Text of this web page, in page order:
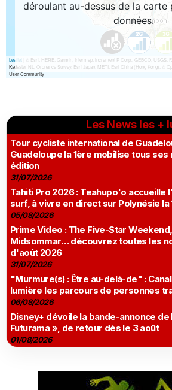
Les News les +
Tour cycliste international de
Guadeloupe la 1ère mobilise tous
édition
31/07/2026
Tahiti Pro 2026 : Teahupo'o accueille
surf, à vivre en direct sur Polynésie la
05/08/2026
Prime Video : The Five-Star
Midsommar… découvrez toutes les
d'août 2026
31/07/2026
"Murmure(s) : Être au-delà-de" :
lumière les parcours de personnes
06/08/2026
Disney+ dévoile la bande-annonce de
Futurama », de retour dès le 3 août
01/08/2026